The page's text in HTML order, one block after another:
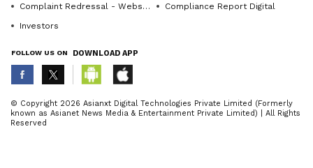
ಕಾರ್ಯಕ್ರಮದಲ್ಲಿ ಎಸ್.ಡಿ.ಎಂ.ಸಿ ಅಧ್ಯಕ್ಷ ಶಂಕ್ರಮ್ಮ ಭಾಗಪ್ಪ
ಸಂಪನ್ಮೂಲ ಶಿಕ್ಷಕ ಸೋಮಲಿಂಗಪ್ಪ ಗುರಿಕಾರ, ಸಂಗನಗೌಡ
ABOUT THE AUTHOR
K KannadaprabhaNewsNetwork
Complaint Redressal - Website
Compliance Report Digital
Investors
FOLLOW US ON DOWNLOAD APP
© Copyright 2026 Asianxt Digital Technologies Private Limited (Formerly
known as Asianet News Media & Entertainment Private Limited) | All Rights
Reserved